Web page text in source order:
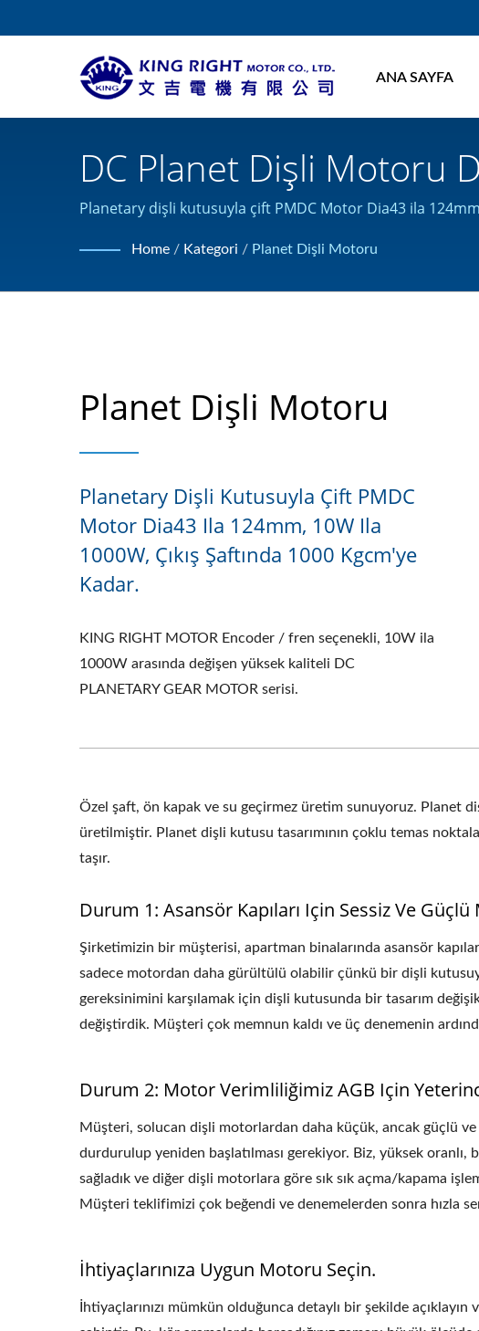
ANA SAYFA
DC Planet Dişli Motoru
Dişli Motorlar Üreticisi |
Planetary dişli kutusuyla çift PMDC Motor Dia43 ila
Home / Kategori / Planet Dişli Motoru
Planet Dişli Motoru
Planetary Dişli Kutusuyla Çift PMDC
Motor Dia43 Ila 124mm, 10W Ila
1000W, Çıkış Şaftında 1000 Kgcm'ye
Kadar.
KING RIGHT MOTOR Encoder / fren seçenekli, 10W ila
1000W arasında değişen yüksek kaliteli DC
PLANETARY GEAR MOTOR serisi.
Özel şaft, ön kapak ve su geçirmez üretim sunuyoruz. Planet
üretilmiştir. Planet dişli kutusu tasarımının çoklu temas
taşır.
Durum 1: Asansör Kapıları Için Sessiz Ve
Şirketimizin bir müşterisi, apartman binalarında asansör
sadece motordan daha gürültülü olabilir çünkü bir dişli
gereksinimini karşılamak için dişli kutusunda bir tasarım
değiştirdik. Müşteri çok memnun kaldı ve üç denemenin
Durum 2: Motor Verimliliğimiz AGB Için
Müşteri, solucan dişli motorlardan daha küçük, ancak güçlü
durdurulup yeniden başlatılması gerekiyor. Biz, yüksek
sağladık ve diğer dişli motorlara göre sık sık açma/kapama
Müşteri teklifimizi çok beğendi ve denemelerden sonra hızla
İhtiyaçlarınıza Uygun Motoru Seçin.
İhtiyaçlarınızı mümkün olduğunca detaylı bir şekilde